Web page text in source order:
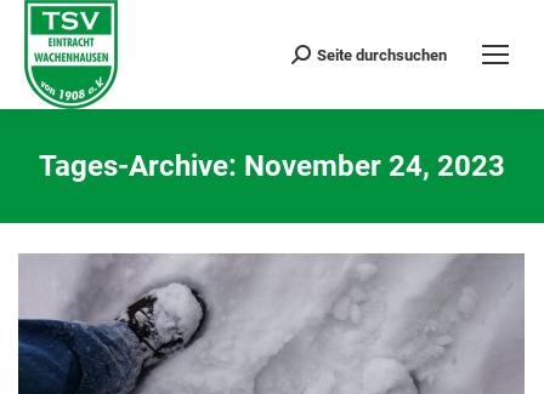
Search:
Seite durchsuchen
Tages-Archive: November 24, 2023